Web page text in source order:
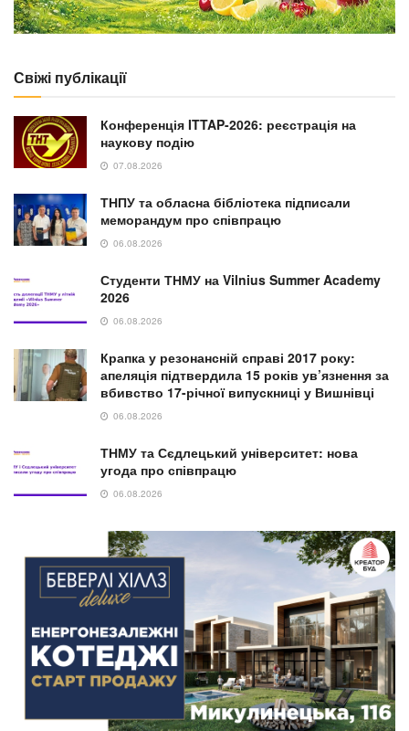
Свіжі публікації
Конференція ITTAP-2026: реєстрація на
наукову подію
07.08.2026
ТНПУ та обласна бібліотека підписали
меморандум про співпрацю
06.08.2026
Студенти ТНМУ на Vilnius Summer Academy
2026
06.08.2026
Крапка у резонансній справі 2017 року:
апеляція підтвердила 15 років ув’язнення за
вбивство 17-річної випускниці у Вишнівці
06.08.2026
ТНМУ та Сєдлецький університет: нова
угода про співпрацю
06.08.2026